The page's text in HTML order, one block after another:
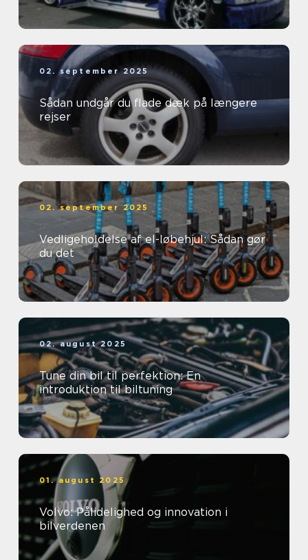
02. september 2025
Sådan undgår du flade dæk på længere
rejser
02. september 2025
Vedligeholdelse af el-løbehjul: Sådan gør
du det
02. august 2025
Tune din bil til perfektion: En
introduktion til biltuning
01. august 2025
Volvo: Pålidelighed og innovation i
bilverdenen